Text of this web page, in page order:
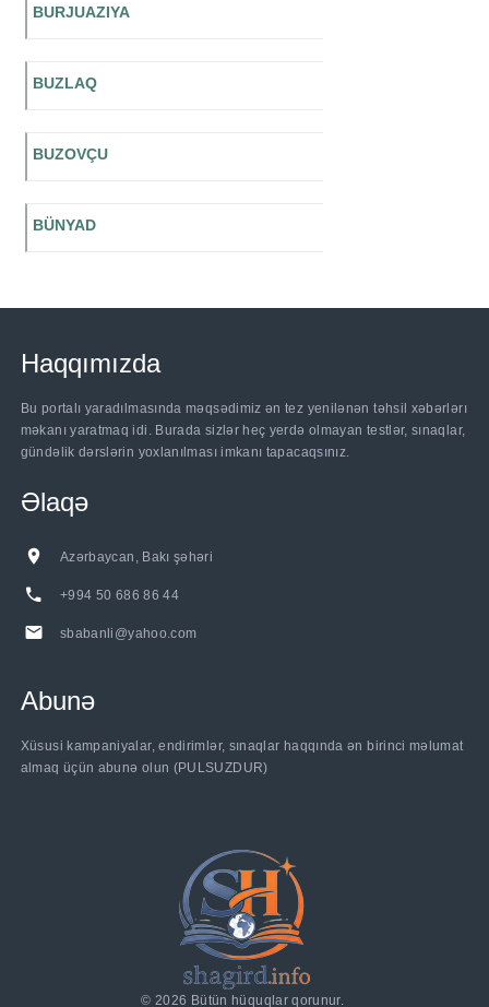
BURJUAZIYA
BUZLAQ
BUZOVÇU
BÜNYAD
Haqqımızda
Bu portalı yaradılmasında məqsədimiz ən tez yenilənən təhsil xəbərlərı
məkanı yaratmaq idi. Burada sizlər heç yerdə olmayan testlər, sınaqlar,
gündəlik dərslərin yoxlanılması imkanı tapacaqsınız.
Əlaqə
Azərbaycan, Bakı şəhəri
+994 50 686 86 44
sbabanli@yahoo.com
Abunə
Xüsusi kampaniyalar, endirimlər, sınaqlar haqqında ən birinci məlumat
almaq üçün abunə olun (PULSUZDUR)
©2026 Bütün hüquqlar qorunur.